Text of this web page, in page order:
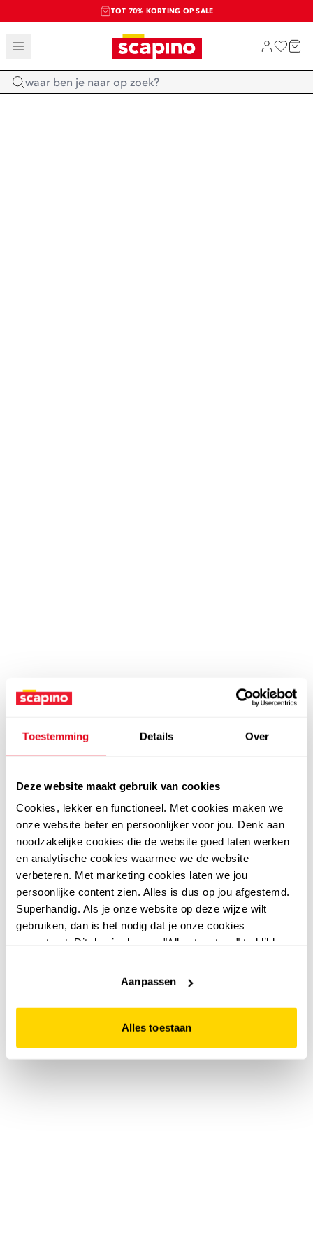
Toestemming Details Over
Deze website maakt gebruik van cookies
Cookies, lekker en functioneel. Met cookies maken we
onze website beter en persoonlijker voor jou. Denk aan
noodzakelijke cookies die de website goed laten werken
en analytische cookies waarmee we de website
verbeteren. Met marketing cookies laten we jou
persoonlijke content zien. Alles is dus op jou afgestemd.
Superhandig. Als je onze website op deze wijze wilt
gebruiken, dan is het nodig dat je onze cookies
accepteert. Dit doe je door op "Alles toestaan" te klikken.
website niet optimaal functioneert.
Aanpassen
Alles toestaan
TOT 70% KORTING OP SALE
SALE: LAATSTE KANS!
SHOP NIEUW
Home